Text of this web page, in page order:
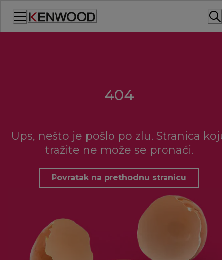
404
Ups, nešto je pošlo po zlu. Stranica
tražite ne može se pronaći.
Povratak na prethodnu stranicu